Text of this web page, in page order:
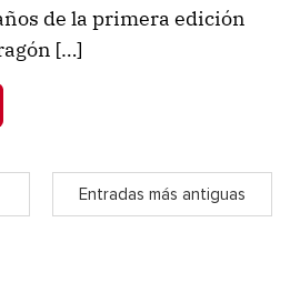
de la primera edición
[…]
Entradas más antiguas